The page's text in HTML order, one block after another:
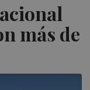
más de